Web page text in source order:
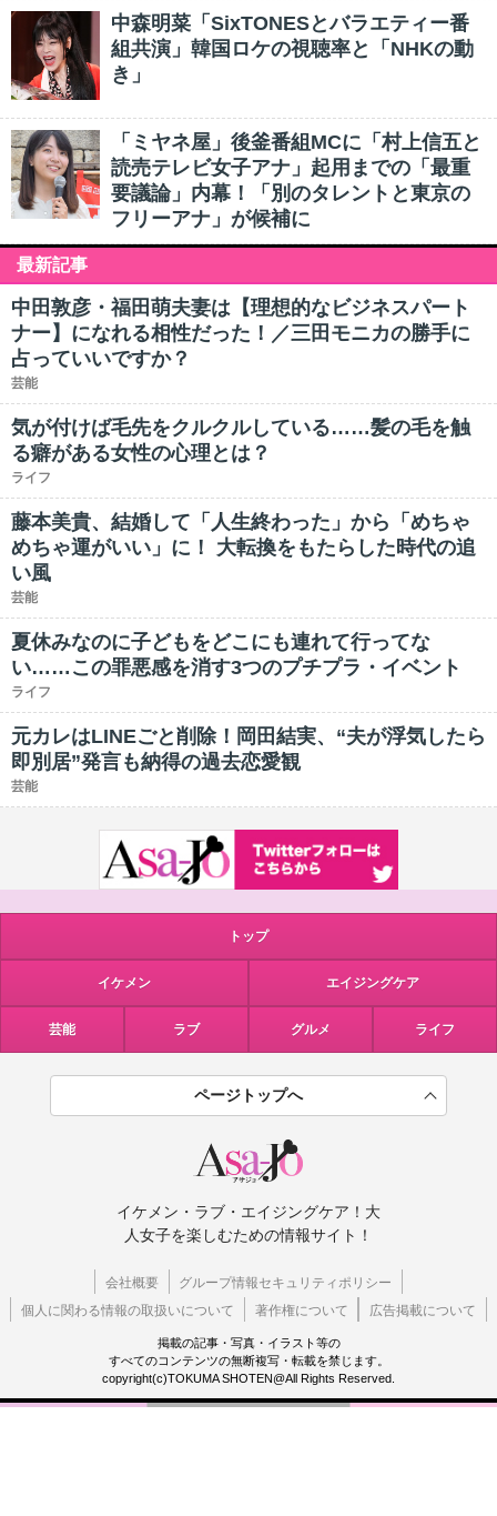
中森明菜「SixTONESとバラエティー番
組共演」韓国ロケの視聴率と「NHKの動
き」
「ミヤネ屋」後釜番組MCに「村上信五と
読売テレビ女子アナ」起用までの「最重
要議論」内幕！「別のタレントと東京の
フリーアナ」が候補に
最新記事
中田敦彦・福田萌夫妻は【理想的なビジネスパート
ナー】になれる相性だった！／三田モニカの勝手に
占っていいですか？
芸能
気が付けば毛先をクルクルしている……髪の毛を触
る癖がある女性の心理とは？
ライフ
藤本美貴、結婚して「人生終わった」から「めちゃ
めちゃ運がいい」に！ 大転換をもたらした時代の追
い風
芸能
夏休みなのに子どもをどこにも連れて行ってな
い……この罪悪感を消す3つのプチプラ・イベント
ライフ
元カレはLINEごと削除！岡田結実、“夫が浮気したら
即別居”発言も納得の過去恋愛観
芸能
トップ
イケメン エイジングケア
芸能 ラブ グルメ ライフ
ページトップへ
イケメン・ラブ・エイジングケア！大
人女子を楽しむための情報サイト！
会社概要
グループ情報セキュリティポリシー
個人に関わる情報の取扱いについて
著作権について 広告掲載について
掲載の記事・写真・イラスト等の
すべてのコンテンツの無断複写・転載を禁じます。
copyright(c)TOKUMA SHOTEN@All Rights Reserved.